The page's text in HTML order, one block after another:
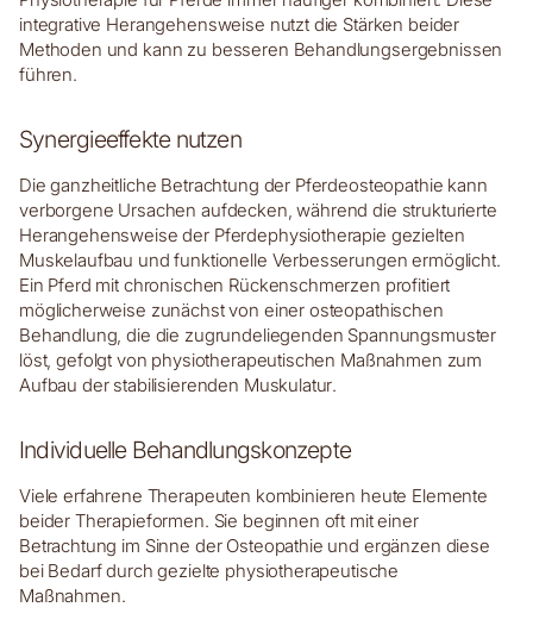
integrative Herangehensweise nutzt die Stärken beider
Methoden und kann zu besseren Behandlungsergebnissen
führen.
Synergieeffekte nutzen
Die ganzheitliche Betrachtung der Pferdeosteopathie kann
verborgene Ursachen aufdecken, während die strukturierte
Herangehensweise der Pferdephysiotherapie gezielten
Muskelaufbau und funktionelle Verbesserungen ermöglicht.
Ein Pferd mit chronischen Rückenschmerzen profitiert
möglicherweise zunächst von einer osteopathischen
Behandlung, die die zugrundeliegenden Spannungsmuster
löst, gefolgt von physiotherapeutischen Maßnahmen zum
Aufbau der stabilisierenden Muskulatur.
Individuelle Behandlungskonzepte
Viele erfahrene Therapeuten kombinieren heute Elemente
beider Therapieformen. Sie beginnen oft mit einer
Betrachtung im Sinne der Osteopathie und ergänzen diese
bei Bedarf durch gezielte physiotherapeutische
Maßnahmen.